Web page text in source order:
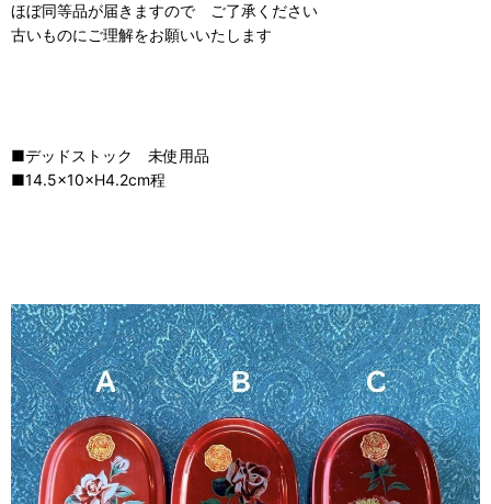
ほぼ同等品が届きますので ご了承ください
古いものにご理解をお願いいたします
■デッドストック 未使用品
■14.5×10×H4.2cm程